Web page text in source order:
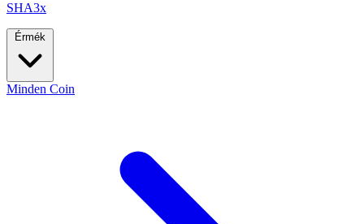
SHA3x
Érmék
Minden Coin